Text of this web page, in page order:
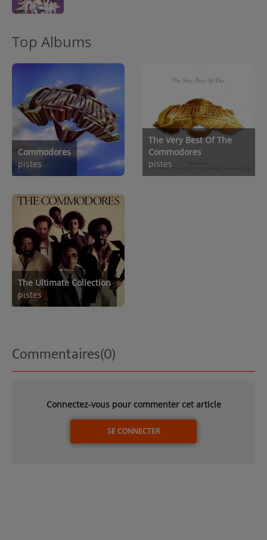
Top Albums
Commodores
pistes
The Very Best Of The
Commodores
pistes
The Ultimate Collection
pistes
Commentaires(0)
Connectez-vous pour commenter cet article
SE CONNECTER